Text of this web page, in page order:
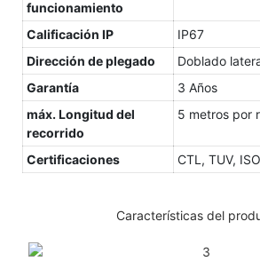
funcionamiento
Calificación IP
IP67
Dirección de plegado
Doblado
Garantía
3 Años
máx. Longitud del
recorrido
5 metros por
Certificaciones CTL, TUV,
Características del